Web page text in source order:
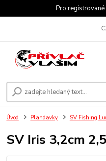
Pro
Úvod Plandavky SV Fishing
SV Iris 3,2cm